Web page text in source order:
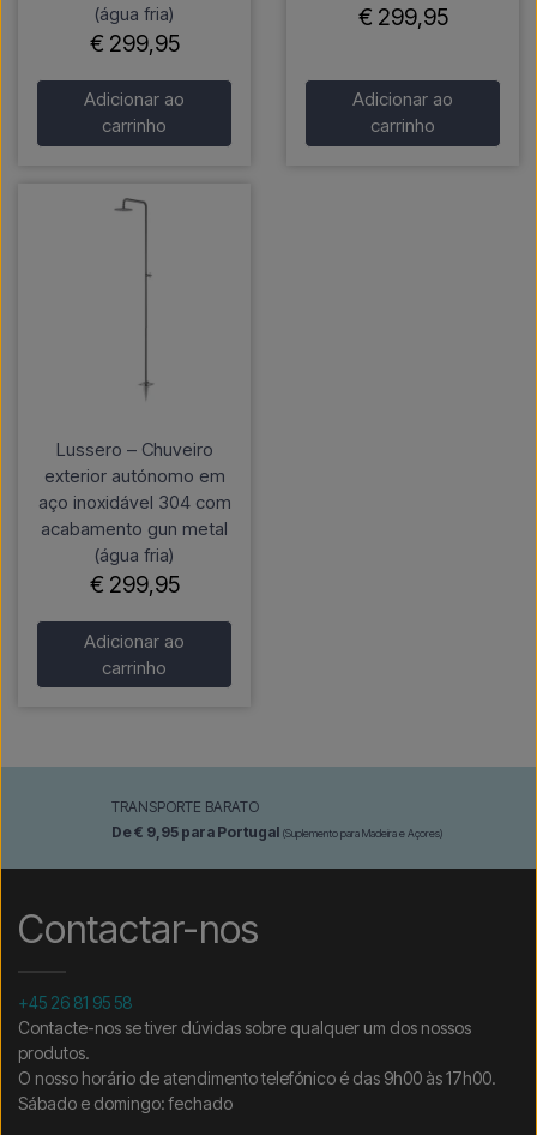
(água fria)
€ 299,95
Adicionar ao
carrinho
€ 299,95
Adicionar ao
carrinho
Lussero – Chuveiro
exterior autónomo em
aço inoxidável 304 com
acabamento gun metal
(água fria)
€ 299,95
Adicionar ao
carrinho
TRANSPORTE BARATO
De € 9,95 para Portugal (Suplemento para Madeira e Açores)
Contactar-nos
+45 26 81 95 58
Contacte-nos se tiver dúvidas sobre qualquer um dos nossos
produtos.
O nosso horário de atendimento telefónico é das 9h00 às 17h00.
Sábado e domingo: fechado